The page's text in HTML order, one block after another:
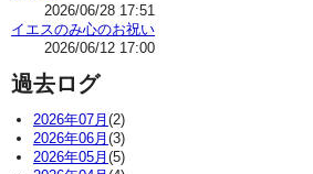
2026/06/28 17:51
イエスのみ心のお祝い
2026/06/12 17:00
過去ログ
2026年07月(2)
2026年06月(3)
2026年05月(5)